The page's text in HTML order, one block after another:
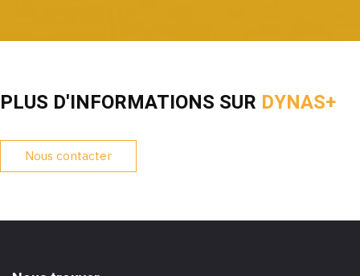
PLUS D'INFORMATIONS SUR DYNAS+
Nous contacter